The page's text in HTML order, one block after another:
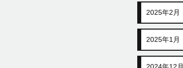
2025年2月
2025年1月